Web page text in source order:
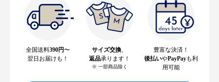
全国送料390円〜
翌日お届けも！
サイズ交換
返品承ります！
※ 一部商品除く
豊富な決済！
後払いやPayPayも利
用可能